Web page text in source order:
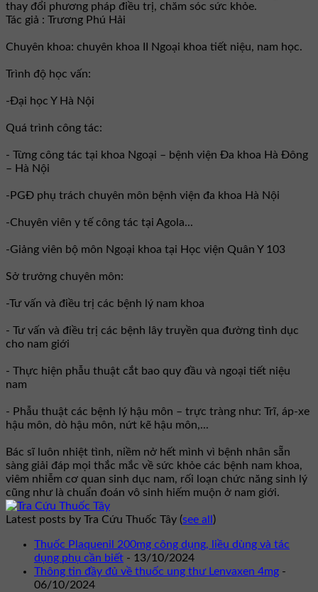
thay đổi phương pháp điều trị, chăm sóc sức khỏe.
Tác giả : Trương Phú Hải
Chuyên khoa: chuyên khoa II Ngoại khoa tiết niệu, nam học.
Trình độ học vấn:
-Đại học Y Hà Nội
Quá trình công tác:
- Từng công tác tại khoa Ngoại – bệnh viện Đa khoa Hà Đông
– Hà Nội
-PGĐ phụ trách chuyên môn bệnh viện đa khoa Hà Nội
-Chuyên viên y tế công tác tại Agola...
-Giảng viên bộ môn Ngoại khoa tại Học viện Quân Y 103
Sở trưởng chuyên môn:
-Tư vấn và điều trị các bệnh lý nam khoa
- Tư vấn và điều trị các bệnh lây truyền qua đường tình dục
cho nam giới
- Thực hiện phẫu thuật cắt bao quy đầu và ngoại tiết niệu
nam
- Phẫu thuật các bệnh lý hậu môn – trực tràng như: Trĩ, áp-xe
hậu môn, dò hậu môn, nứt kẽ hậu môn,...
Bác sĩ luôn nhiệt tình, niềm nở hết mình vì bệnh nhân sẵn
sàng giải đáp mọi thắc mắc về sức khỏe các bệnh nam khoa,
viêm nhiễm cơ quan sinh dục nam, rối loạn chức năng sinh lý
cũng như là chuẩn đoán vô sinh hiếm muộn ở nam giới.
Latest posts by Tra Cứu Thuốc Tây (see all )
Thuốc Plaquenil 200mg công dụng, liều dùng và tác
dụng phụ cần biết - 13/10/2024
Thông tin đầy đủ về thuốc ung thư Lenvaxen 4mg -
06/10/2024